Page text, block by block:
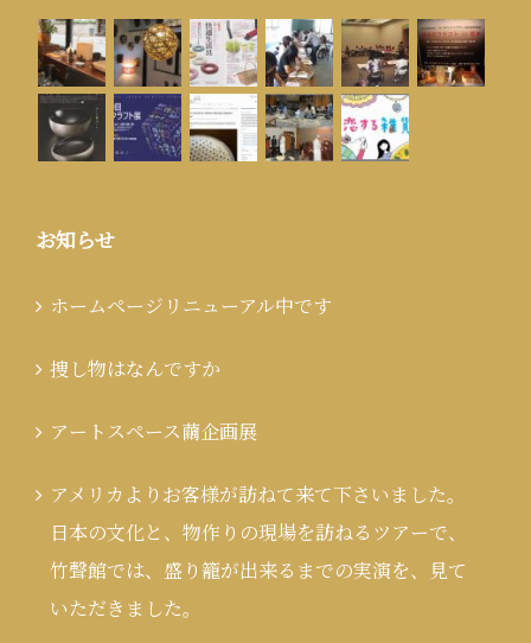
お知らせ
ホームページリニューアル中です
捜し物はなんですか
アートスペース繭企画展
アメリカよりお客様が訪ねて来て下さいました。
日本の文化と、物作りの現場を訪ねるツアーで、
竹聲館では、盛り籠が出来るまでの実演を、見て
いただきました。